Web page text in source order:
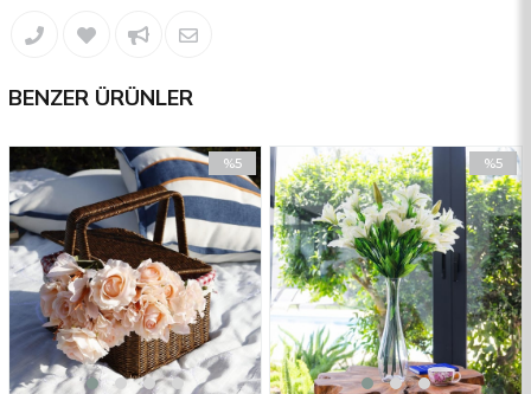
BENZER ÜRÜNLER
%5
İndirim
%5İndirim
%5
İndirim